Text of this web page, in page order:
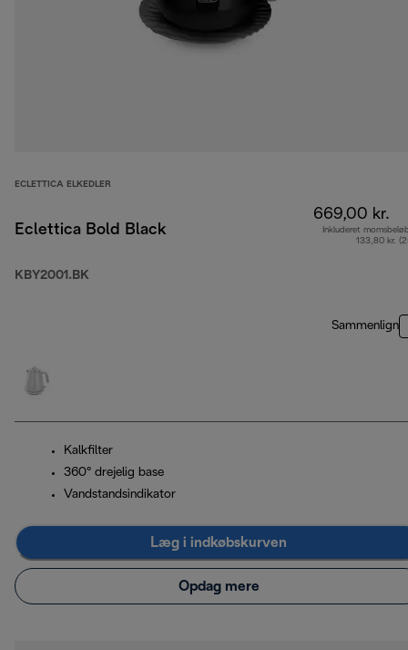
ECLETTICA ELKEDLER
Eclettica Bold Black
KBY2001.BK
669,00 kr.
Inkluderet
133,80 kr.
Sammenlign
Kalkfilter
360° drejelig base
Vandstandsindikator
Læg i indkøbskurven
Opdag mere